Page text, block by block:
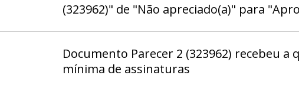
(323962)" de "Não apreciado(a)" para
Documento Parecer 2 (323962) recebeu a
mínima de assinaturas